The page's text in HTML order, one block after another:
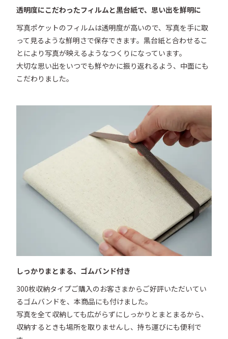
透明度にこだわったフィルムと黒台紙で、思い出を鮮明に
写真ポケットのフィルムは透明度が高いので、写真を手に取
って見るような鮮明さで保存できます。黒台紙と合わせるこ
とにより写真が映えるようなつくりになっています。
大切な思い出をいつでも鮮やかに振り返れるよう、中面にも
こだわりました。
しっかりまとまる、ゴムバンド付き
300枚収納タイプご購入のお客さまからご好評いただいてい
るゴムバンドを、本商品にも付けました。
写真を全て収納しても広がらずにしっかりとまとまるから、
収納するときも場所を取りませんし、持ち運びにも便利で